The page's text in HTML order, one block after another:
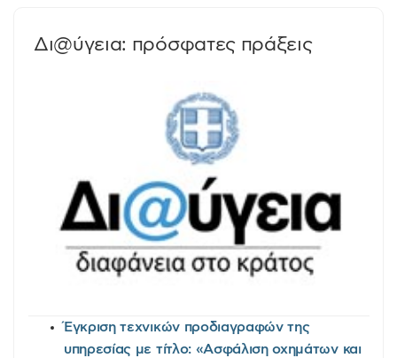
Δι@ύγεια: πρόσφατες πράξεις
Έγκριση τεχνικών προδιαγραφών της
υπηρεσίας με τίτλο: «Ασφάλιση οχημάτων και